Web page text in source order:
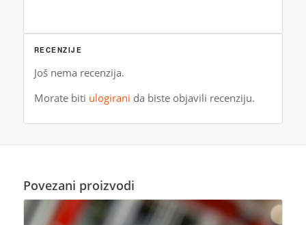
RECENZIJE
Još nema recenzija.
Morate biti ulogirani da biste objavili recenziju.
Povezani proizvodi